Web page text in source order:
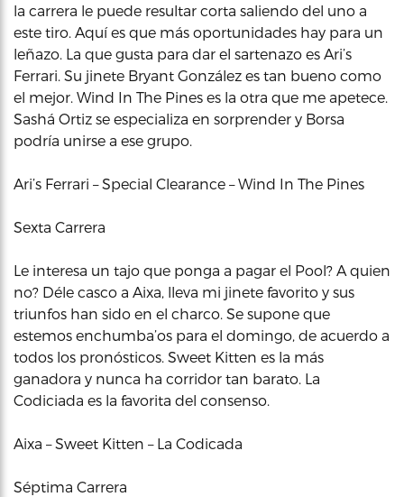
la carrera le puede resultar corta saliendo del uno a
este tiro. Aquí es que más oportunidades hay para un
leñazo. La que gusta para dar el sartenazo es Ari’s
Ferrari. Su jinete Bryant González es tan bueno como
el mejor. Wind In The Pines es la otra que me apetece.
Sashá Ortiz se especializa en sorprender y Borsa
podría unirse a ese grupo.
Ari’s Ferrari – Special Clearance – Wind In The Pines
Sexta Carrera
Le interesa un tajo que ponga a pagar el Pool? A quien
no? Déle casco a Aixa, lleva mi jinete favorito y sus
triunfos han sido en el charco. Se supone que
estemos enchumba’os para el domingo, de acuerdo a
todos los pronósticos. Sweet Kitten es la más
ganadora y nunca ha corridor tan barato. La
Codiciada es la favorita del consenso.
Aixa – Sweet Kitten – La Codicada
Séptima Carrera